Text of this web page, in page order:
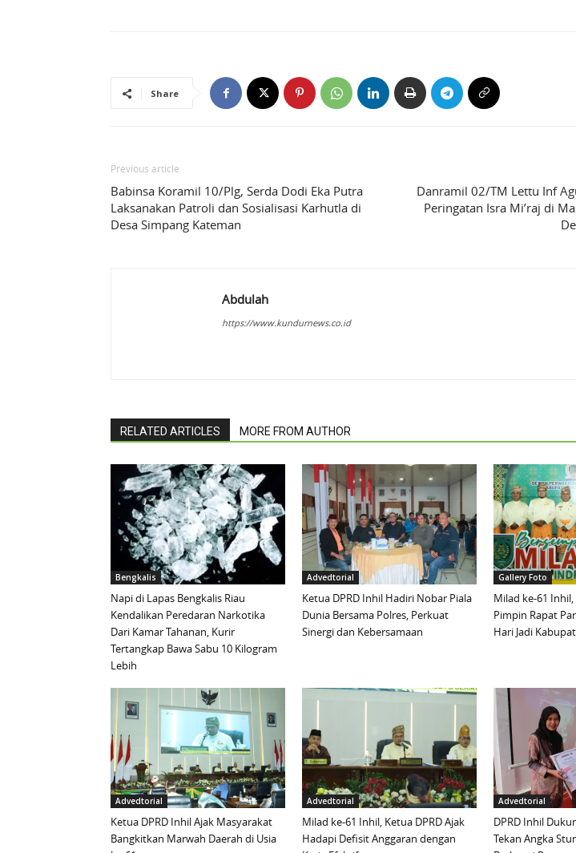
Share
Previous article
Babinsa Koramil 10/Plg, Serda Dodi Eka Putra
Laksanakan Patroli dan Sosialisasi Karhutla di
Desa Simpang Kateman
Danramil 02/TM Lettu Inf
Peringatan Isra Mi’raj di
Abdulah
https://www.kundurnews.co.id
RELATED ARTICLES MORE FROM AUTHOR
Bengkalis
Napi di Lapas Bengkalis Riau
Kendalikan Peredaran Narkotika
Dari Kamar Tahanan, Kurir
Tertangkap Bawa Sabu 10 Kilogram
Lebih
Advedtorial
Ketua DPRD Inhil Hadiri Nobar Piala
Dunia Bersama Polres, Perkuat
Sinergi dan Kebersamaan
Gallery Foto
Milad ke-61 Inhil,
Pimpin Rapat
Hari Jadi
Advedtorial
Ketua DPRD Inhil Ajak Masyarakat
Bangkitkan Marwah Daerah di Usia
Advedtorial
Milad ke-61 Inhil, Ketua DPRD Ajak
Hadapi Defisit Anggaran dengan
Advedtorial
DPRD Inhil
Tekan Angka